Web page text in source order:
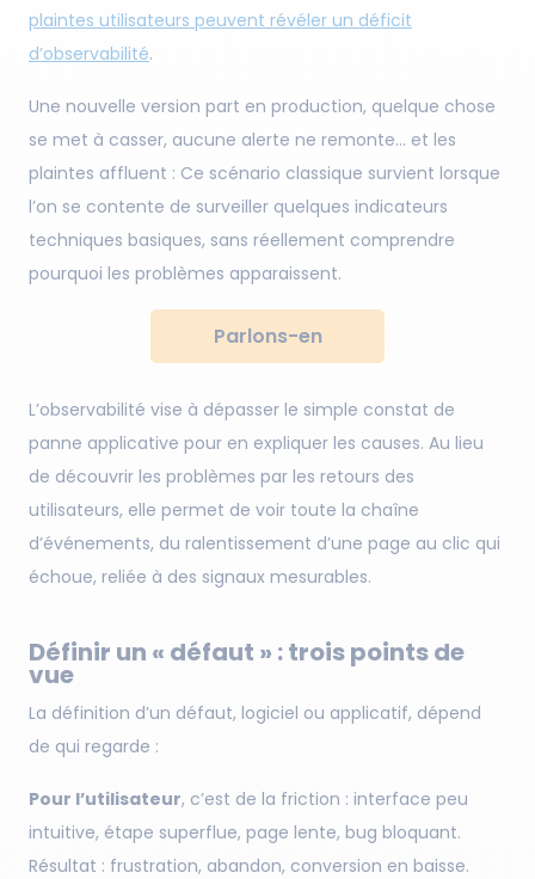
plaintes utilisateurs peuvent révéler un déficit
d’observabilité.
Une nouvelle version part en production, quelque chose
se met à casser, aucune alerte ne remonte… et les
plaintes affluent : Ce scénario classique survient lorsque
l’on se contente de surveiller quelques indicateurs
techniques basiques, sans réellement comprendre
pourquoi les problèmes apparaissent.
Parlons-en
L’observabilité vise à dépasser le simple constat de
panne applicative pour en expliquer les causes. Au lieu
de découvrir les problèmes par les retours des
utilisateurs, elle permet de voir toute la chaîne
d’événements, du ralentissement d’une page au clic qui
échoue, reliée à des signaux mesurables.
Définir un « défaut » : trois points de
vue
La définition d’un défaut, logiciel ou applicatif, dépend
de qui regarde :
Pour l’utilisateur, c’est de la friction : interface peu
intuitive, étape superflue, page lente, bug bloquant.
Résultat : frustration, abandon, conversion en baisse.